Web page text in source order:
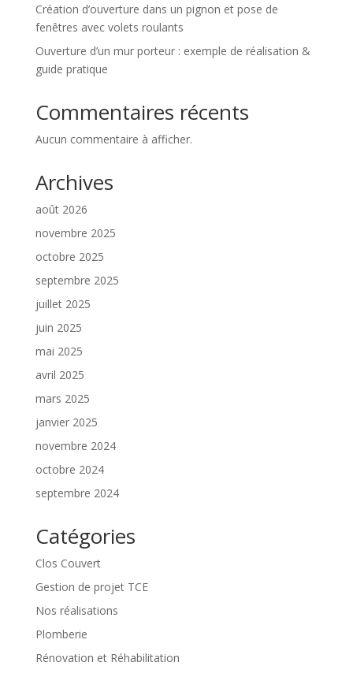
Création d’ouverture dans un pignon et pose de
fenêtres avec volets roulants
Ouverture d’un mur porteur : exemple de réalisation &
guide pratique
Commentaires récents
Aucun commentaire à afficher.
Archives
août 2026
novembre 2025
octobre 2025
septembre 2025
juillet 2025
juin 2025
mai 2025
avril 2025
mars 2025
janvier 2025
novembre 2024
octobre 2024
septembre 2024
Catégories
Clos Couvert
Gestion de projet TCE
Nos réalisations
Plomberie
Rénovation et Réhabilitation